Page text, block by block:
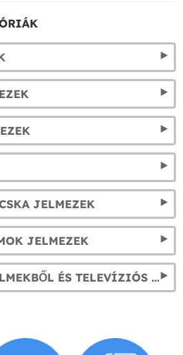
JELMEZEK
JELMEZEK
JELMEZEK MOZIFILMEKBŐL ÉS TELEVÍZIÓS SOROZATOKBÓL